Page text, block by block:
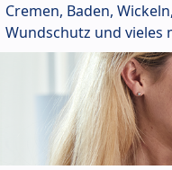
Cremen, Baden, Wickeln,
Wundschutz und vieles